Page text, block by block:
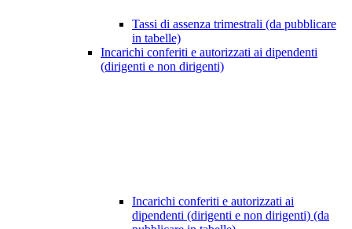
Tassi di assenza trimestrali (da pubblicare
in tabelle)
Incarichi conferiti e autorizzati ai dipendenti
(dirigenti e non dirigenti)
Incarichi conferiti e autorizzati ai
dipendenti (dirigenti e non dirigenti) (da